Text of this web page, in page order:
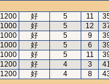
1200 好 5 11
1000 好 5 12
1000 好 5 9
1000 好 5 6
1000 好 5 11
1200 好 4 3
1200 好 4 8